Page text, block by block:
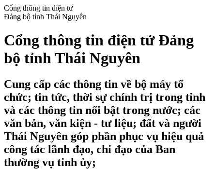
Cổng thông tin điện tử
Đảng bộ tỉnh Thái Nguyên
Cổng thông tin điện tử Đảng
bộ tỉnh Thái Nguyên
Cung cấp các thông tin về bộ máy tổ
chức; tin tức, thời sự chính trị trong tỉnh
và các thông tin nổi bật trong nước; các
văn bản, văn kiện - tư liệu; đất và người
Thái Nguyên góp phần phục vụ hiệu quả
công tác lãnh đạo, chỉ đạo của Ban
thường vụ tỉnh ủy;